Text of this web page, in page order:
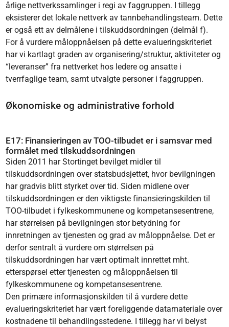
årlige nettverkssamlinger i regi av faggruppen. I tillegg
eksisterer det lokale nettverk av tannbehandlingsteam. Dette
er også ett av delmålene i tilskuddsordningen (delmål f).
For å vurdere måloppnåelsen på dette evalueringskriteriet
har vi kartlagt graden av organisering/struktur, aktiviteter og
“leveranser” fra nettverket hos ledere og ansatte i
tverrfaglige team, samt utvalgte personer i faggruppen.
Økonomiske og administrative forhold
E17: Finansieringen av TOO-tilbudet er i samsvar med
formålet med tilskuddsordningen
Siden 2011 har Stortinget bevilget midler til
tilskuddsordningen over statsbudsjettet, hvor bevilgningen
har gradvis blitt styrket over tid. Siden midlene over
tilskuddsordningen er den viktigste finansieringskilden til
TOO-tilbudet i fylkeskommunene og kompetansesentrene,
har størrelsen på bevilgningen stor betydning for
innretningen av tjenesten og grad av måloppnåelse. Det er
derfor sentralt å vurdere om størrelsen på
tilskuddsordningen har vært optimalt innrettet mht.
etterspørsel etter tjenesten og måloppnåelsen til
fylkeskommunene og kompetansesentrene.
Den primære informasjonskilden til å vurdere dette
evalueringskriteriet har vært foreliggende datamateriale over
kostnadene til behandlingsstedene. I tillegg har vi belyst